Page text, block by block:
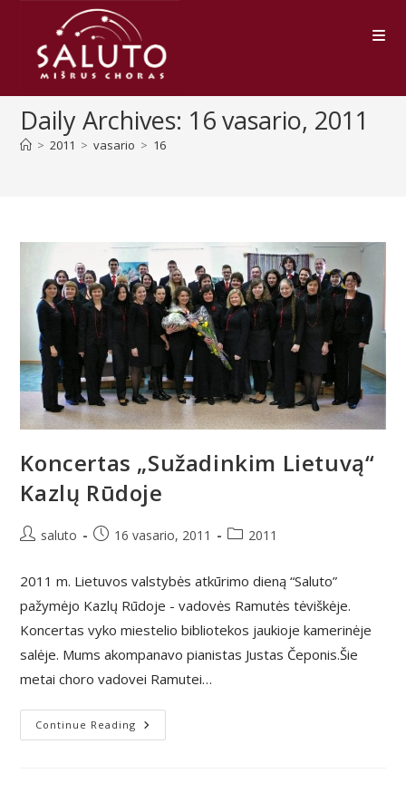
content
Daily Archives: 16 vasario, 2011
> 2011 > vasario > 16
Koncertas „Sužadinkim Lietuvą“
Kazlų Rūdoje
Postsaluto
Post16 vasario, 2011
Post2011
2011 m. Lietuvos valstybės atkūrimo dieną “Saluto”
pažymėjo Kazlų Rūdoje - vadovės Ramutės tėviškėje.
Koncertas vyko miestelio bibliotekos jaukioje kamerinėje
salėje. Mums akompanavo pianistas Justas Čeponis.Šie
metai choro vadovei Ramutei…
Continue Reading Koncertas
„Sužadinkim